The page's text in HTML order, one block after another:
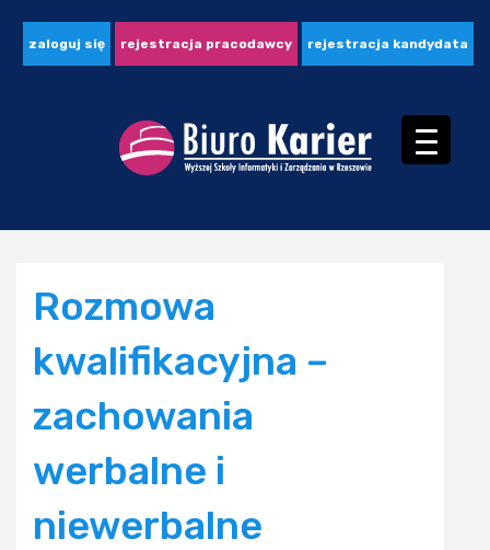
zaloguj się rejestracja pracodawcy rejestracja kandydata
Rozmowa
kwalifikacyjna –
zachowania
werbalne i
niewerbalne